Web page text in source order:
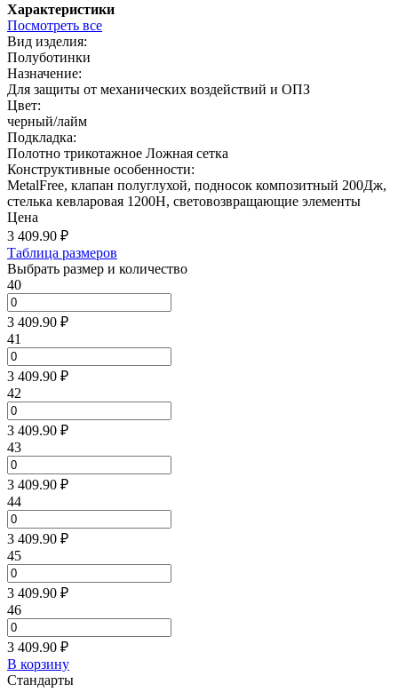
Характеристики
Посмотреть все
Вид изделия:
Полуботинки
Назначение:
Для защиты от механических воздействий и ОПЗ
Цвет:
черный/лайм
Подкладка:
Полотно трикотажное Ложная сетка
Конструктивные особенности:
MetalFree, клапан полуглухой, подносок композитный 200Дж,
стелька кевларовая 1200Н, световозвращающие элементы
Цена
3 409.90 ₽
Таблица размеров
Выбрать размер и количество
40
3 409.90 ₽
41
3 409.90 ₽
42
3 409.90 ₽
43
3 409.90 ₽
44
3 409.90 ₽
45
3 409.90 ₽
46
3 409.90 ₽
В корзину
Стандарты